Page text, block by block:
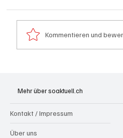
Kommentieren und
Mehr über soaktuell.ch
Kontakt / Impressum
Über uns